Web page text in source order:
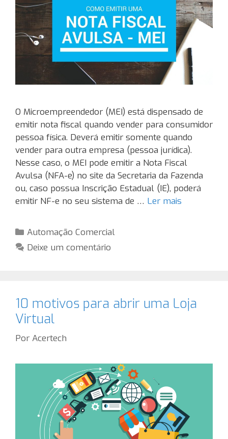
O Microempreendedor (MEI) está dispensado de
emitir nota fiscal quando vender para consumidor
pessoa física. Deverá emitir somente quando
vender para outra empresa (pessoa jurídica).
Nesse caso, o MEI pode emitir a Nota Fiscal
Avulsa (NFA-e) no site da Secretaria da Fazenda
ou, caso possua Inscrição Estadual (IE), poderá
emitir NF-e no seu sistema de … Ler mais
Categorias
Automação Comercial
Deixe um comentário
10 motivos para abrir uma Loja
Virtual
Por Acertech